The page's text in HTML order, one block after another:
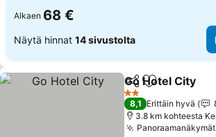
Alkaen 68 €
Näytä hinnat 14 sivustolta
Jaa Lisää
Go Hotel City
2 Tähtiluokitus
8,1 Erittäin hyvä
3.8 km kohteesta